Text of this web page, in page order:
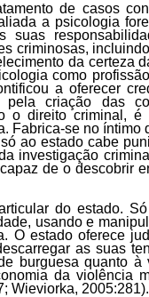
de casos
a psicologia
suas
criminosas,
da certeza
como
a oferecer
pela criação das
o direito criminal, é
Fabrica-se no íntimo
ao estado cabe
investigação
de o descobrir
do estado.
usando e
O estado oferece
as suas
burguesa quanto à
da violência
Wieviorka, 2005:281).